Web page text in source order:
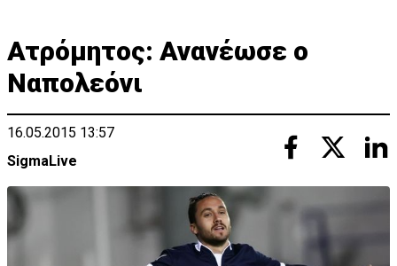
Ατρόμητος: Ανανέωσε ο
Ναπολεόνι
16.05.2015 13:57
SigmaLive